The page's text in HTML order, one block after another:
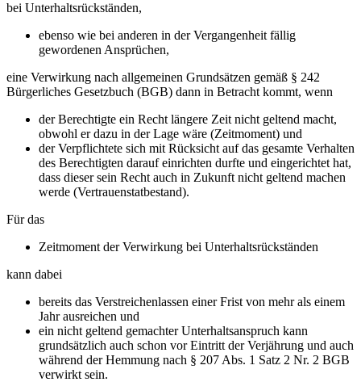
bei Unterhaltsrückständen,
ebenso wie bei anderen in der Vergangenheit fällig
gewordenen Ansprüchen,
eine Verwirkung nach allgemeinen Grundsätzen gemäß § 242
Bürgerliches Gesetzbuch (BGB) dann in Betracht kommt, wenn
der Berechtigte ein Recht längere Zeit nicht geltend macht,
obwohl er dazu in der Lage wäre (Zeitmoment) und
der Verpflichtete sich mit Rücksicht auf das gesamte Verhalten
des Berechtigten darauf einrichten durfte und eingerichtet hat,
dass dieser sein Recht auch in Zukunft nicht geltend machen
werde (Vertrauenstatbestand).
Für das
Zeitmoment der Verwirkung bei Unterhaltsrückständen
kann dabei
bereits das Verstreichenlassen einer Frist von mehr als einem
Jahr ausreichen und
ein nicht geltend gemachter Unterhaltsanspruch kann
grundsätzlich auch schon vor Eintritt der Verjährung und auch
während der Hemmung nach § 207 Abs. 1 Satz 2 Nr. 2 BGB
verwirkt sein.